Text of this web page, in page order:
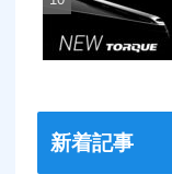
新着記事